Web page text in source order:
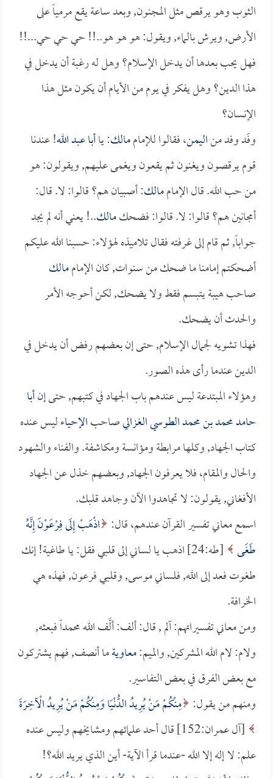
الثوب وهو يرقص مثل المجنون, وبعد ساعة يقع مرمياً على
الأرض, ويرش بالماء, ويقول: هو هو هو..!! حي حي حي...!!
فهل يحب بعدها أن يدخل الإسلام؟ وهل له رغبة أن يدخل في
هذا الدين؟ وهل يفكر في يوم من الأيام أن يكون مثل هذا
الإنسان؟
وفَد وفد مناليمن، فقالوا للإماممالك: ياأبا عبد الله! عندنا
قوم يرقصون ويغنون ثم يقعون ويغمى عليهم, ويقولون: هو
من حب الله. قال الإماممالك: أصبيان هم؟ قالوا: لا. قال:
أمجانين هم؟ قالوا: لا. قالوا: فضحكمالك..! يعني أنه لم يجد
جواباً, ثم قام إلى غرفته فقال تلاميذه لهؤلاء: حسبنا الله عليكم
أضحكتم إمامنا ما ضحك من سنوات, كان الإماممالك
صاحب هيبة يتبسم فقط ولا يضحك, لكن أحوجه الأمر
والحدث أن يضحك.
فهذا تشويه لجمال الإسلام, حتى إن بعضهم رفض أن يدخل في
الدين عندما رأى هذه الصور.
وهؤلاء المبتدعة ليس عندهم باب الجهاد في كتبهم, حتى إنأبا
حامد محمد بن محمد الطوسي الغزاليصاحبالإحياءليس عنده
كتاب الجهاد, وكلها مرابطة ومؤانسة ومكاشفة. والفناء والشهود
والحال والمقام، فلا يعرفون الجهاد, وبعضهم خذل عن الجهاد
الأفغاني, يقولون: لا تجاهدوا الآن وجاهد قلبك.
اسمع معاني تفسير القرآن عندهم، قال: اذْهَبْ إِلَى فِرْعَوْنَ إِنَّهُ
طَغَى
[طه:24] اذهب يا لساني إلى قلبي فقل: يا طاغية! إنك
طغوت فعد إلى الله, فلساني موسى, وقلبي فرعون, فهذه هي
الخرافة.
ومن معاني تفسيراتهم: آلم , قال: ألف: ألَّف الله محمداً فبعثه,
ولام: لام الله المشركين, والميم:معاويةما أنصف, فهم يشتركون
مع بعض الفرق في بعض التفاسير.
ومنهم من يقول: مِنْكُمْ مَنْ يُرِيدُ الدُّنْيَا وَمِنْكُمْ مَنْ يُرِيدُ الْآخِرَةَ
[آل عمران:152] قال أحد علمائهم ومشايخهم وليس عنده
علم: لا إله إلا الله -عندما قرأ الآية- أين الذي يريد الله؟!